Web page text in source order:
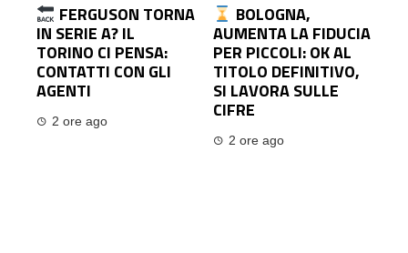
FERGUSON TORNA
IN SERIE A? IL
TORINO CI PENSA:
CONTATTI CON GLI
AGENTI
2 ore ago
BOLOGNA,
AUMENTA LA FIDUCIA
PER PICCOLI: OK AL
TITOLO DEFINITIVO,
SI LAVORA SULLE
CIFRE
2 ore ago